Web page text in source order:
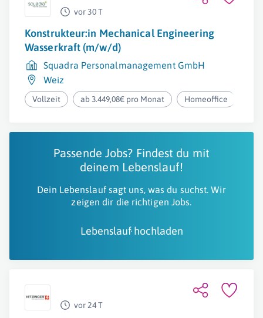
vor 30 T
Konstrukteur:in Mechanical Engineering
Wasserkraft (m/w/d)
Squadra Personalmanagement GmbH
Weiz
Vollzeit ab 3.449,08€ pro Monat Homeoffice
Passende Jobs? Findest du mit
deinem Lebenslauf!
Dein Lebenslauf sagt uns, was du suchst. Wir
zeigen dir die richtigen Jobs.
Lebenslauf hochladen
vor 24 T